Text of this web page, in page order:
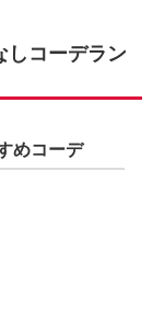
しコーデラン
めコーデ